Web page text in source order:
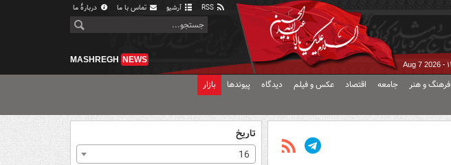
آرشیو تماس با ما دربارهٔ ما
Aug 7 2026
MASHREGH NEWS
فرهنگ و هنر جامعه اقتصاد عکس و فیلم دیدگاه پیوندها بازار
تاریخ
16